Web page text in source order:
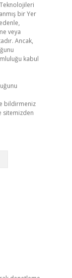
Teknolojileri
bir Yer
veya
Ancak,
kabul
bildirmeniz
sitemizden